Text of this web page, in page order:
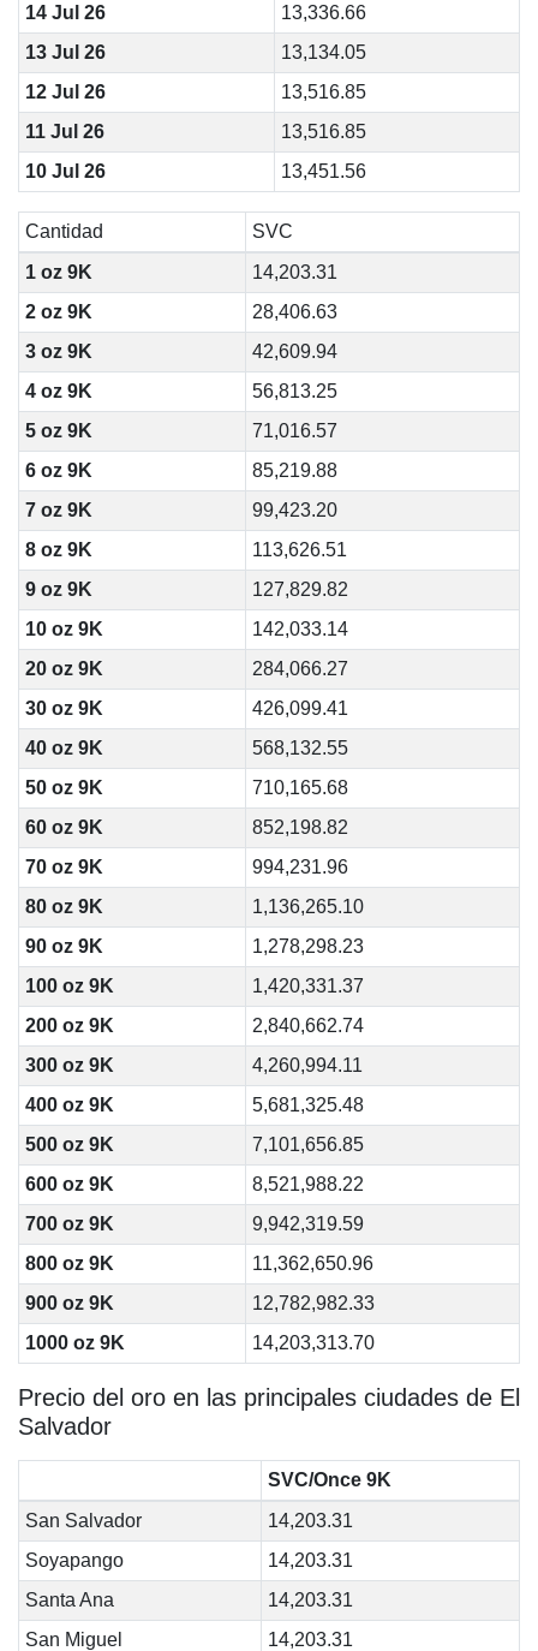
14 Jul 26
13,336.66
13 Jul 26
13,134.05
12 Jul 26
13,516.85
11 Jul 26
13,516.85
10 Jul 26
13,451.56
Cantidad
SVC
1 oz 9K
14,203.31
2 oz 9K
28,406.63
3 oz 9K
42,609.94
4 oz 9K
56,813.25
5 oz 9K
71,016.57
6 oz 9K
85,219.88
7 oz 9K
99,423.20
8 oz 9K
113,626.51
9 oz 9K
127,829.82
10 oz 9K
142,033.14
20 oz 9K
284,066.27
30 oz 9K
426,099.41
40 oz 9K
568,132.55
50 oz 9K
710,165.68
60 oz 9K
852,198.82
70 oz 9K
994,231.96
80 oz 9K
1,136,265.10
90 oz 9K
1,278,298.23
100 oz 9K
1,420,331.37
200 oz 9K
2,840,662.74
300 oz 9K
4,260,994.11
400 oz 9K
5,681,325.48
500 oz 9K
7,101,656.85
600 oz 9K
8,521,988.22
700 oz 9K
9,942,319.59
800 oz 9K
11,362,650.96
900 oz 9K
12,782,982.33
1000 oz 9K
14,203,313.70
Precio del oro en las principales ciudades de El
Salvador
SVC/Once 9K
San Salvador
14,203.31
Soyapango
14,203.31
Santa Ana
14,203.31
San Miguel
14,203.31